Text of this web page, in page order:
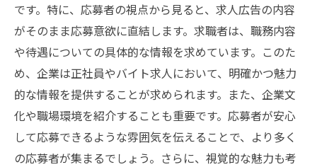
です。特に、応募者の視点から見ると、求人広告の内容
がそのまま応募意欲に直結します。求職者は、職務内容
や待遇についての具体的な情報を求めています。このた
め、企業は正社員やバイト求人において、明確かつ魅力
的な情報を提供することが求められます。また、企業文
化や職場環境を紹介することも重要です。応募者が安心
して応募できるような雰囲気を伝えることで、より多く
の応募者が集まるでしょう。さらに、視覚的な魅力も考